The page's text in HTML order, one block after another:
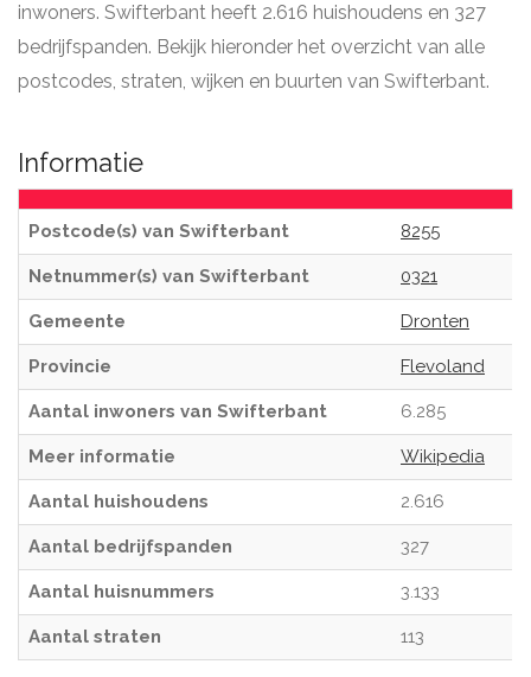
inwoners. Swifterbant heeft 2.616 huishoudens en 327
bedrijfspanden. Bekijk hieronder het overzicht van alle
postcodes, straten, wijken en buurten van Swifterbant.
Informatie
Postcode(s) van Swifterbant 8255
Netnummer(s) van Swifterbant 0321
Gemeente Dronten
Provincie Flevoland
Aantal inwoners van Swifterbant 6.285
Meer informatie Wikipedia
Aantal huishoudens 2.616
Aantal bedrijfspanden 327
Aantal huisnummers 3.133
Aantal straten 113